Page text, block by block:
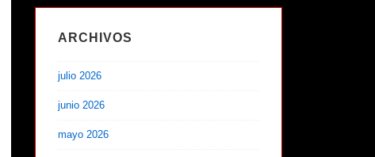
ARCHIVOS
julio 2026
junio 2026
mayo 2026